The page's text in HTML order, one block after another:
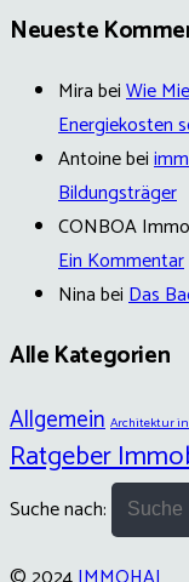
Neueste
MirabeiWie
Energiekosten
Antoinebei
Bildungsträger
CONBOA
Ein Kommentar
NinabeiDas
Alle Kategorien
Allgemein Architektur
Ratgeber
Suche nach: